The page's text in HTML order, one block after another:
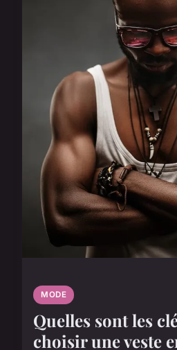
MODE
Quelles sont les
choisir une veste